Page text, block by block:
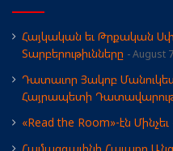
Հայկական եւ Թրքական
Տարբերութիւնները
August
Դատաւոր Յակոբ
Հայրապետի
«Read the Room»-էն